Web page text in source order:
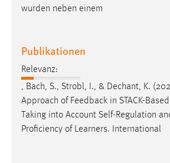
wurden neben einem
Publikationen
Relevanz:
, Bach, S., Strobl, I., & Dechant, K.
Approach of Feedback in STACK-Based
Taking into Account Self-Regulation
Proficiency of Learners. International